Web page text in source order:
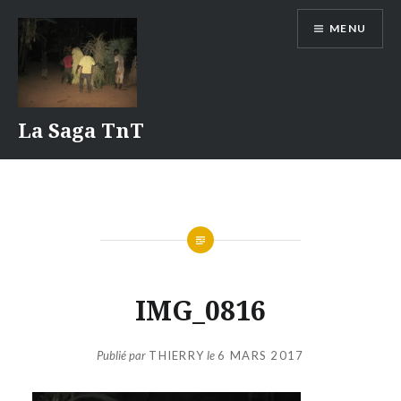
contenu
La Saga TnT
MENU
IMG_0816
Publié par THIERRYle6 MARS 2017